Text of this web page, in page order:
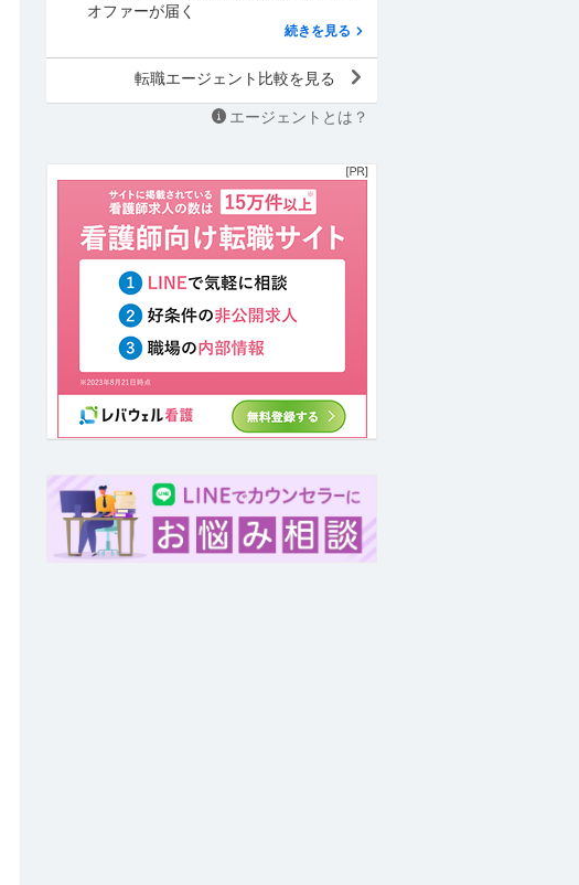
オファーが届く
続きを見る
転職エージェント比較を見る
エージェントとは？